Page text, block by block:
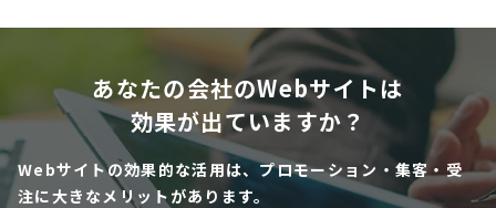
あなたの会社のWebサイトは
効果が出ていますか？
Webサイトの効果的な活用は、プロモーション・集客・受
注に大きなメリットがあります。